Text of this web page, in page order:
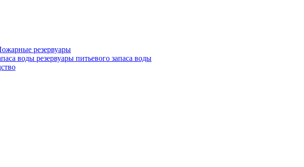
резервуары
резервуары питьевого запаса воды